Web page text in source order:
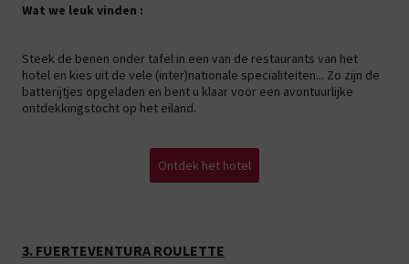
Wat we leuk vinden :
Steek de benen onder tafel in een van de restaurants van het
hotel en kies uit de vele (inter)nationale specialiteiten... Zo zijn de
batterijtjes opgeladen en bent u klaar voor een avontuurlijke
ontdekkingstocht op het eiland.
Ontdek het hotel
3. FUERTEVENTURA ROULETTE